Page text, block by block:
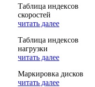
Таблица индексов
скоростей
читать далее
Таблица индексов
нагрузки
читать далее
Маркировка дисков
читать далее